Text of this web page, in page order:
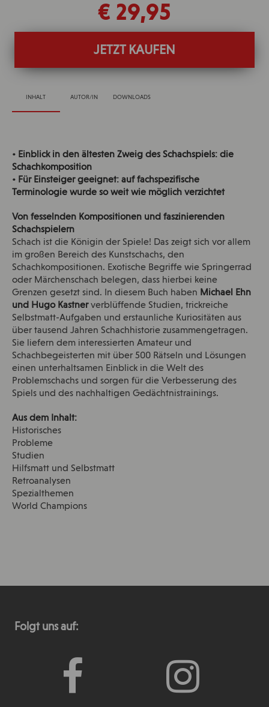
€ 29,95
JETZT KAUFEN
INHALT AUTOR/IN DOWNLOADS
• Einblick in den ältesten Zweig des Schachspiels: die
Schachkomposition
• Für Einsteiger geeignet: auf fachspezifische
Terminologie wurde so weit wie möglich verzichtet
Von fesselnden Kompositionen und faszinierenden
Schachspielern
Schach ist die Königin der Spiele! Das zeigt sich vor allem
im großen Bereich des Kunstschachs, den
Schachkompositionen. Exotische Begriffe wie Springerrad
oder Märchenschach belegen, dass hierbei keine
Grenzen gesetzt sind. In diesem Buch haben Michael Ehn
und Hugo Kastnerverblüffende Studien, trickreiche
Selbstmatt-Aufgaben und erstaunliche Kuriositäten aus
über tausend Jahren Schachhistorie zusammengetragen.
Sie liefern dem interessierten Amateur und
Schachbegeisterten mit über 500 Rätseln und Lösungen
einen unterhaltsamen Einblick in die Welt des
Problemschachs und sorgen für die Verbesserung des
Spiels und des nachhaltigen Gedächtnistrainings.
Aus dem Inhalt:
Historisches
Probleme
Studien
Hilfsmatt und Selbstmatt
Retroanalysen
Spezialthemen
World Champions
Folgt uns auf: